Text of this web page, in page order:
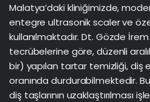
Malatya’daki kliniğimizde,
entegre ultrasonik scaler ve
kullanılmaktadır. Dt. Gözde İrem
tecrübelerine göre, düzenli
bir) yapılan tartar temizliği, diş
oranında durdurabilmektedir.
diş taşlarının uzaklaştırılması